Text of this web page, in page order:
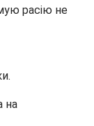
расію не
на